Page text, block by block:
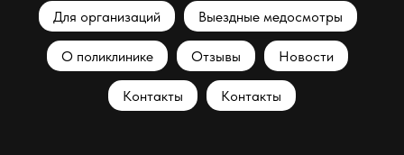
Для организаций Выездные медосмотры
О поликлинике Отзывы Новости
Контакты Контакты